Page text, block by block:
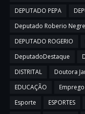
DEPUTADO PEPA
Deputado Roberio
DEPUTADO ROGERIO
DeputadoDestaque
DISTRITAL
Doutora
EDUCAÇÃO
Emprego
Esporte
ESPORTES